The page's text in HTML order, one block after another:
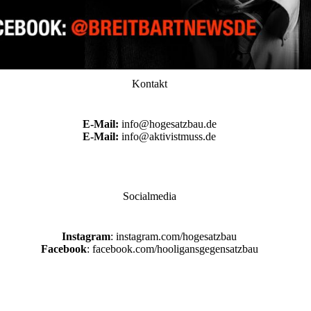
Kontakt
E-Mail: info@hogesatzbau.de
E-Mail: info@aktivistmuss.de
Socialmedia
Instagram: instagram.com/hogesatzbau
Facebook: facebook.com/hooligansgegensatzbau